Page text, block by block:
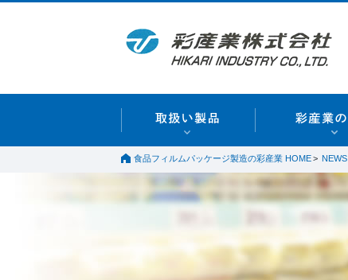
食品フィルムパッケージ製造の彩産業 HOME NEWS